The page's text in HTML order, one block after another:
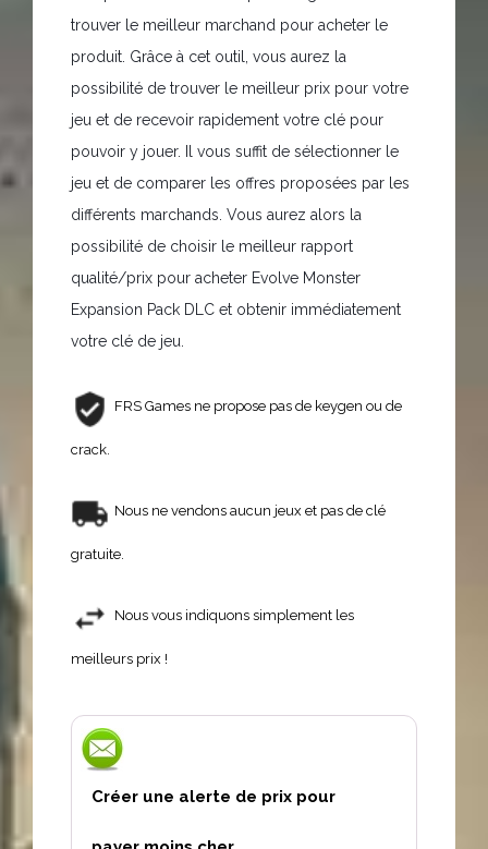
trouver le meilleur marchand pour acheter le
produit. Grâce à cet outil, vous aurez la
possibilité de trouver le meilleur prix pour votre
jeu et de recevoir rapidement votre clé pour
pouvoir y jouer. Il vous suffit de sélectionner le
jeu et de comparer les offres proposées par les
différents marchands. Vous aurez alors la
possibilité de choisir le meilleur rapport
qualité/prix pour acheter Evolve Monster
Expansion Pack DLC et obtenir immédiatement
votre clé de jeu.
FRS Games ne propose pas de keygen ou de
crack.
Nous ne vendons aucun jeux et pas de clé
gratuite.
Nous vous indiquons simplement les
meilleurs prix !
Créer une alerte de prix pour